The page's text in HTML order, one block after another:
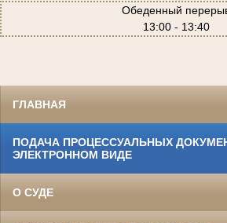
Обеденный
13:00 - 13:40
ГЛАВНАЯ
ПОДАЧА ПРОЦЕССУАЛЬНЫХ
ЭЛЕКТРОННОМ ВИДЕ
О СУДЕ